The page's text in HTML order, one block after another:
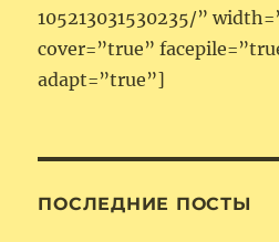
105213031530235/”
cover=”true”
adapt=”true”]
ПОСЛЕДНИЕ ПОСТЫ